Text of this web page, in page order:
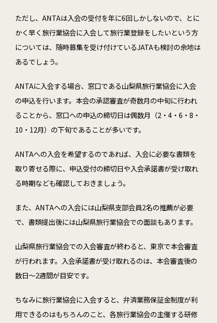
ただし、ANTAは入会の受付を年に6回しかしないので、とに
かく早く旅行業協会に入会して旅行業登録をしたいという方
については、随時募集を受け付けているJATAも検討の余地は
あるでしょう。
ANTAに入会する場合、窓口である山梨県旅行業協会に入会
の申込を行います。本会の承認審査が奇数月の中旬に行われ
ることから、窓口への申込の締切日は偶数月（2・4・6・8・
10・12月）の下旬であることが多いです。
ANTAへの入会を希望するのであれば、入会に必要な書類を
取り寄せる際に、申込受付の締切日や入会承諾書が受け取れ
る時期なども確認しておきましょう。
また、ANTAへの入会には山梨県支部会員2名の推薦が必要
で、書類提出後には山梨県旅行業協会での面談もあります。
山梨県旅行業協会での入会審査が終わると、東京で本会審査
が行われます。入会承諾書が受け取れるのは、本会審査後の
数日～2週間が目安です。
ちなみに旅行業協会に入会すると、弁済業務保証金制度が利
用できるのはもちろんのこと、各旅行業協会の主催する研修